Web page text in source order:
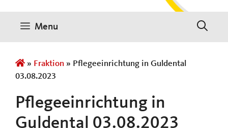
Menu
» Fraktion » Pflegeeinrichtung in Guldental
03.08.2023
Pflegeeinrichtung in
Guldental 03.08.2023